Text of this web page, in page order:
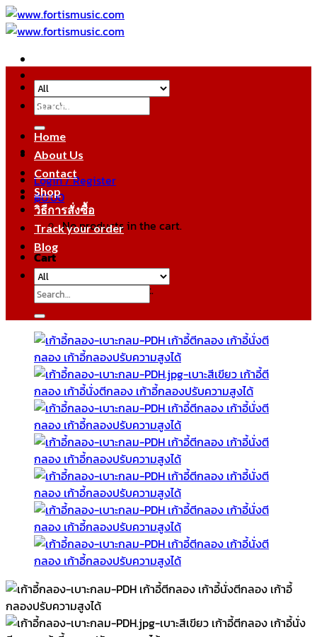
Skip
to
Search
for:
Login / Register
฿0.00
No products in the cart.
Cart
No products in the cart.
หมวดหมู่สินค้า
Home
About Us
Contact
Shop
วิธีการสั่งซื้อ
Track your order
Blog
Search
for: